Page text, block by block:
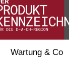
Wartung & Co